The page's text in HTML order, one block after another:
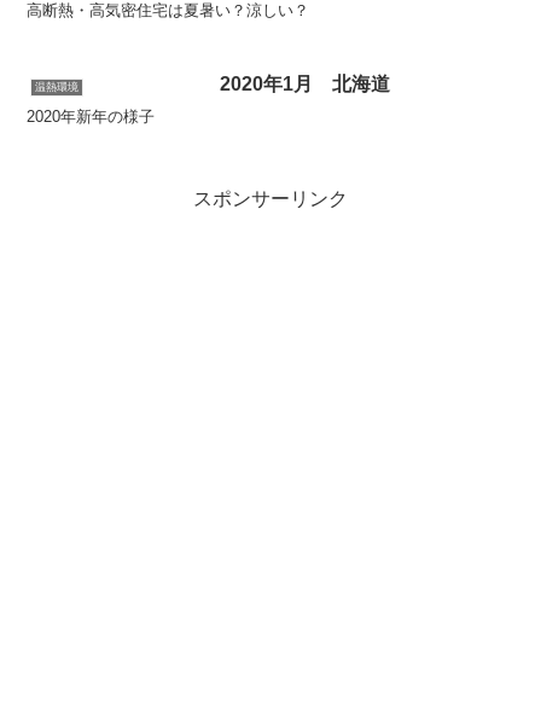
高断熱・高気密住宅は夏暑い？涼しい？
温熱環境 2020年1月 北海道
2020年新年の様子
スポンサーリンク